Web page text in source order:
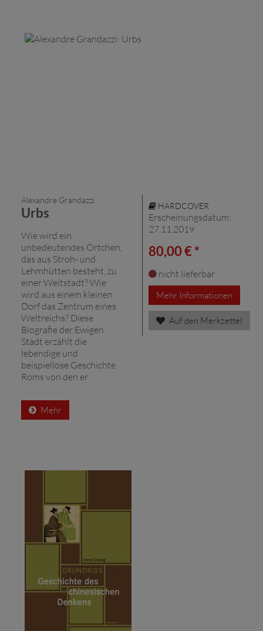
Alexandre Grandazzi
Urbs
Wie wird ein
unbedeutendes Örtchen,
das aus Stroh- und
Lehmhütten besteht, zu
einer Weltstadt? Wie
wird aus einem kleinen
Dorf das Zentrum eines
Weltreichs? Diese
Biografie der Ewigen
Stadt erzählt die
lebendige und
beispiellose Geschichte
Roms von den er
Mehr
HARDCOVER
Erscheinungsdatum:
27.11.2019
80,00 € *
nicht lieferbar
Mehr Informationen
Auf den Merkzettel